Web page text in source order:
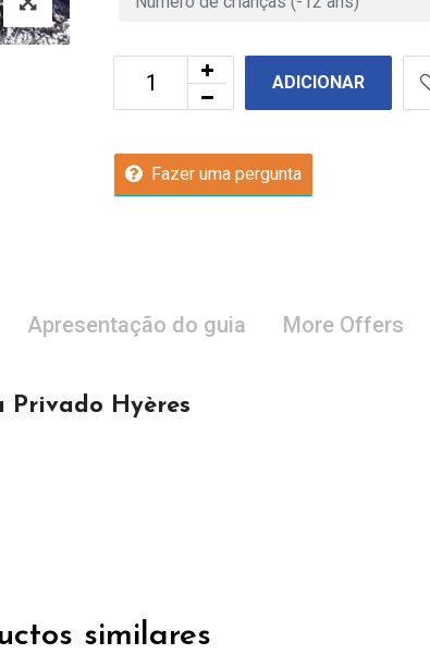
ADICIONAR
Fazer uma pergunta
Apresentação do guia More Offers
Privado Hyères
similares